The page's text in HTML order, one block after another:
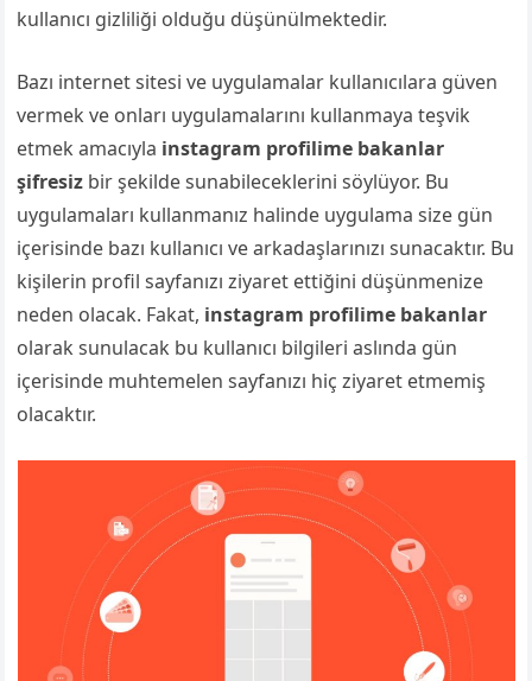
kullanıcı gizliliği olduğu düşünülmektedir.
Bazı internet sitesi ve uygulamalar kullanıcılara güven
vermek ve onları uygulamalarını kullanmaya teşvik
etmek amacıyla instagram profilime bakanlar
şifresiz bir şekilde sunabileceklerini söylüyor. Bu
uygulamaları kullanmanız halinde uygulama size gün
içerisinde bazı kullanıcı ve arkadaşlarınızı sunacaktır. Bu
kişilerin profil sayfanızı ziyaret ettiğini düşünmenize
neden olacak. Fakat, instagram profilime bakanlar
olarak sunulacak bu kullanıcı bilgileri aslında gün
içerisinde muhtemelen sayfanızı hiç ziyaret etmemiş
olacaktır.